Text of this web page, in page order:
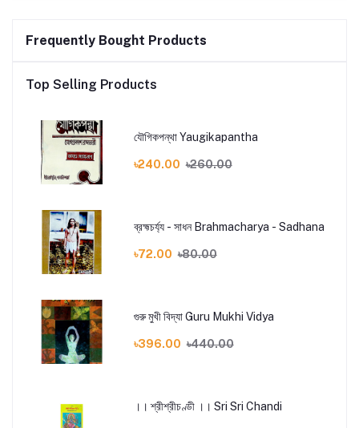
Frequently Bought Products
Top Selling Products
যৌগিকপন্থা Yaugikapantha
৳240.00 ৳260.00
ব্রহ্মচর্য্য - সাধন Brahmacharya - Sadhana
৳72.00 ৳80.00
গুরু মুখী বিদ্যা Guru Mukhi Vidya
৳396.00 ৳440.00
।। শ্রীশ্রীচণ্ডী ।। Sri Sri Chandi